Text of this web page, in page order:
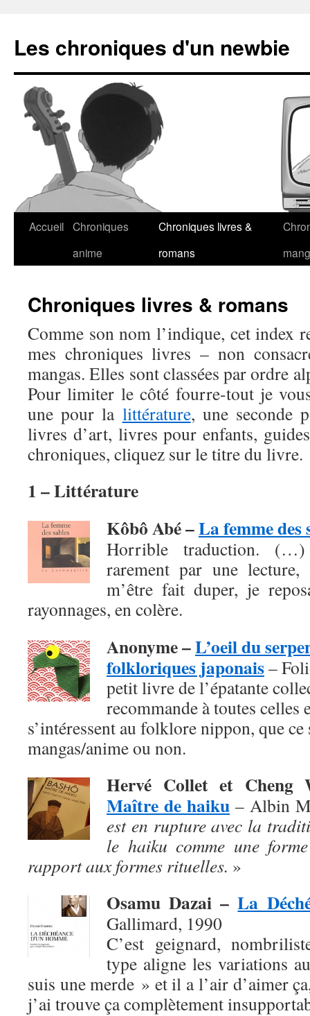
Les chroniques d'un newbie
Accueil Chroniques
anime
Chroniques livres &
romans
Chroniques livres & romans
Comme son nom l’indique, cet index
mes chroniques livres – non
mangas. Elles sont classées par ordre
Pour limiter le côté fourre-tout je
une pour la littérature, une seconde
livres d’art, livres pour enfants,
chroniques, cliquez sur le titre du livre.
1 – Littérature
Kôbô Abé –La femme des
Horrible traduction.
rarement par une lecture,
m’être fait duper, je
rayonnages, en colère.
Anonyme –L’oeil du
folkloriques japonais–
petit livre de l’épatante
recommande à toutes celles
s’intéressent au folklore nippon, que
mangas/anime ou non.
Hervé Collet et
Maître de haiku – Albin
est en rupture avec la
le haiku comme une
rapport aux formes rituelles. »
Osamu Dazai –La
Gallimard, 1990
C’est geignard,
type aligne les variations
suis une merde » et il a l’air d’aimer
j’ai trouve ça complètement